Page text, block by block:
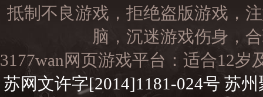
抵制不良游戏，拒绝盗版游戏，
脑，沉迷游戏伤身，
3177wan网页游戏平台：适合12
苏网文许字[2014]1181-024号 苏州